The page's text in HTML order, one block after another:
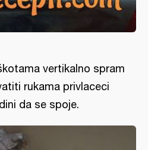
vertikalno spram
rukama privlaceci
da se spoje.